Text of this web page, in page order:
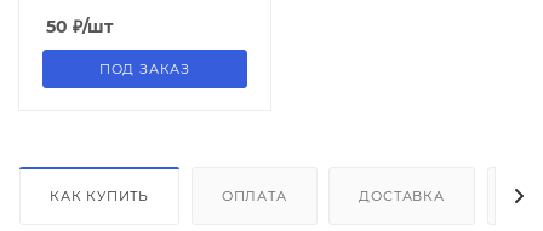
50 ₽/шт
ПОД ЗАКАЗ
КАК КУПИТЬ ОПЛАТА ДОСТАВКА